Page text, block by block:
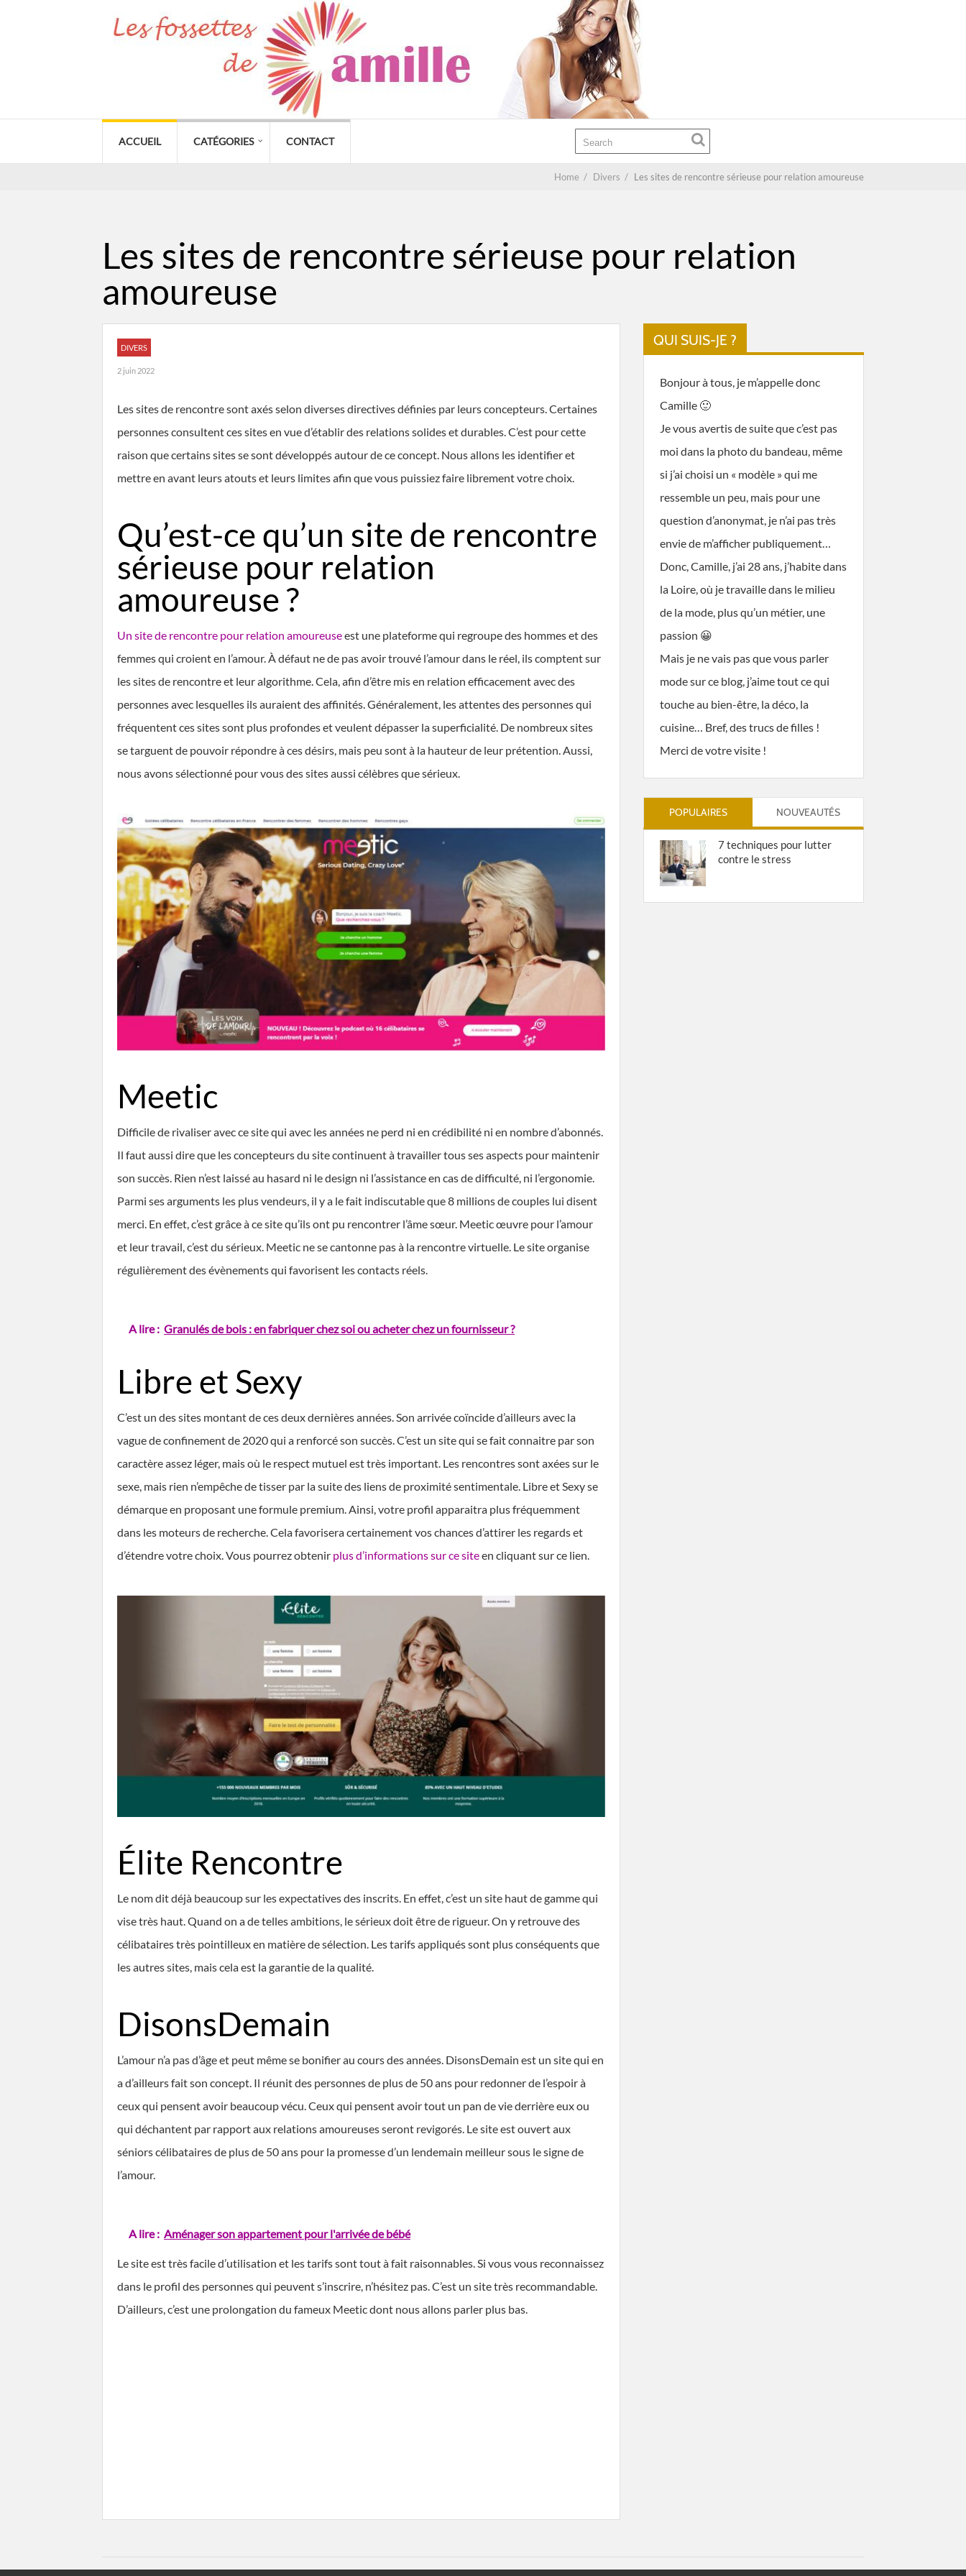
ACCUEIL CATÉGORIES CONTACT
Home / Divers / Les sites de rencontre sérieuse pour relation amoureuse
Les sites de rencontre sérieuse pour relation
amoureuse
DIVERS
2 juin 2022
Les sites de rencontre sont axés selon diverses directives définies par leurs concepteurs. Certaines
personnes consultent ces sites en vue d’établir des relations solides et durables. C’est pour cette
raison que certains sites se sont développés autour de ce concept. Nous allons les identifier et
mettre en avant leurs atouts et leurs limites afin que vous puissiez faire librement votre choix.
Qu’est-ce qu’un site de rencontre
sérieuse pour relation
amoureuse ?
Un site de rencontre pour relation amoureuseest une plateforme qui regroupe des hommes et des
femmes qui croient en l’amour. À défaut ne de pas avoir trouvé l’amour dans le réel, ils comptent sur
les sites de rencontre et leur algorithme. Cela, afin d’être mis en relation efficacement avec des
personnes avec lesquelles ils auraient des affinités. Généralement, les attentes des personnes qui
fréquentent ces sites sont plus profondes et veulent dépasser la superficialité. De nombreux sites
se targuent de pouvoir répondre à ces désirs, mais peu sont à la hauteur de leur prétention. Aussi,
nous avons sélectionné pour vous des sites aussi célèbres que sérieux.
Meetic
Difficile de rivaliser avec ce site qui avec les années ne perd ni en crédibilité ni en nombre d’abonnés.
Il faut aussi dire que les concepteurs du site continuent à travailler tous ses aspects pour maintenir
son succès. Rien n’est laissé au hasard ni le design ni l’assistance en cas de difficulté, ni l’ergonomie.
Parmi ses arguments les plus vendeurs, il y a le fait indiscutable que 8 millions de couples lui disent
merci. En effet, c’est grâce à ce site qu’ils ont pu rencontrer l’âme sœur. Meetic œuvre pour l’amour
et leur travail, c’est du sérieux. Meetic ne se cantonne pas à la rencontre virtuelle. Le site organise
régulièrement des évènements qui favorisent les contacts réels.
A lire : Granulés de bois : en fabriquer chez soi ou acheter chez un fournisseur ?
Libre et Sexy
C’est un des sites montant de ces deux dernières années. Son arrivée coïncide d’ailleurs avec la
vague de confinement de 2020 qui a renforcé son succès. C’est un site qui se fait connaitre par son
caractère assez léger, mais où le respect mutuel est très important. Les rencontres sont axées sur le
sexe, mais rien n’empêche de tisser par la suite des liens de proximité sentimentale. Libre et Sexy se
démarque en proposant une formule premium. Ainsi, votre profil apparaitra plus fréquemment
dans les moteurs de recherche. Cela favorisera certainement vos chances d’attirer les regards et
d’étendre votre choix. Vous pourrez obtenir plus d’informations sur ce siteen cliquant sur ce lien.
Élite Rencontre
Le nom dit déjà beaucoup sur les expectatives des inscrits. En effet, c’est un site haut de gamme qui
vise très haut. Quand on a de telles ambitions, le sérieux doit être de rigueur. On y retrouve des
célibataires très pointilleux en matière de sélection. Les tarifs appliqués sont plus conséquents que
les autres sites, mais cela est la garantie de la qualité.
DisonsDemain
L’amour n’a pas d’âge et peut même se bonifier au cours des années. DisonsDemain est un site qui en
a d’ailleurs fait son concept. Il réunit des personnes de plus de 50 ans pour redonner de l’espoir à
ceux qui pensent avoir beaucoup vécu. Ceux qui pensent avoir tout un pan de vie derrière eux ou
qui déchantent par rapport aux relations amoureuses seront revigorés. Le site est ouvert aux
séniors célibataires de plus de 50 ans pour la promesse d’un lendemain meilleur sous le signe de
l’amour.
A lire : Aménager son appartement pour l'arrivée de bébé
Le site est très facile d’utilisation et les tarifs sont tout à fait raisonnables. Si vous vous reconnaissez
dans le profil des personnes qui peuvent s’inscrire, n’hésitez pas. C’est un site très recommandable.
D’ailleurs, c’est une prolongation du fameux Meetic dont nous allons parler plus bas.
QUI SUIS-JE ?
Bonjour à tous, je m’appelle donc
Camille 🙂
Je vous avertis de suite que c’est pas
moi dans la photo du bandeau, même
si j’ai choisi un « modèle » qui me
ressemble un peu, mais pour une
question d’anonymat, je n’ai pas très
envie de m’afficher publiquement…
Donc, Camille, j’ai 28 ans, j’habite dans
la Loire, où je travaille dans le milieu
de la mode, plus qu’un métier, une
passion 😀
Mais je ne vais pas que vous parler
mode sur ce blog, j’aime tout ce qui
touche au bien-être, la déco, la
cuisine… Bref, des trucs de filles !
Merci de votre visite !
POPULAIRES NOUVEAUTÉS
7 techniques pour lutter
contre le stress